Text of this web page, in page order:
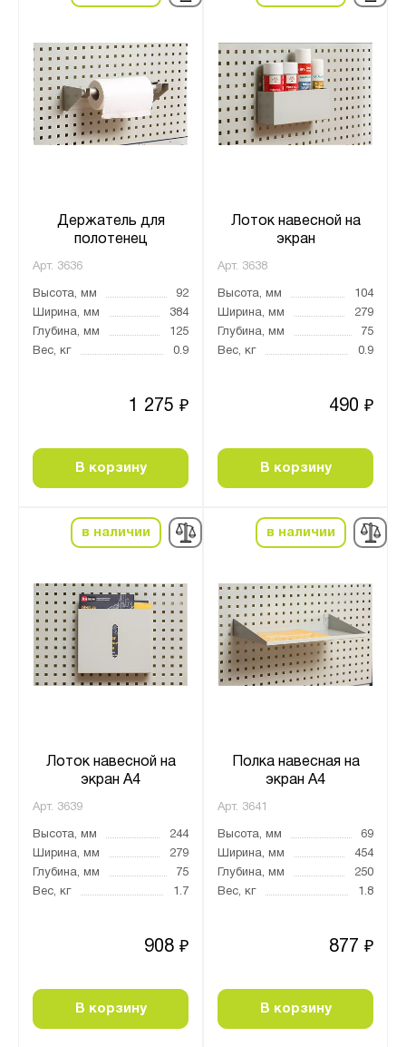
Держатель для
полотенец
Арт. 3636
Высота, мм
92
Ширина, мм
384
Глубина, мм
125
Вес, кг
0.9
1 275 ₽
В корзину
Лоток навесной на
экран
Арт. 3638
Высота, мм
104
Ширина, мм
279
Глубина, мм
75
Вес, кг
0.9
490 ₽
В корзину
в наличии
Лоток навесной на
экран А4
Арт. 3639
Высота, мм
244
Ширина, мм
279
Глубина, мм
75
Вес, кг
1.7
908 ₽
В корзину
в наличии
Полка навесная на
экран А4
Арт. 3641
Высота, мм
69
Ширина, мм
454
Глубина, мм
250
Вес, кг
1.8
877 ₽
В корзину